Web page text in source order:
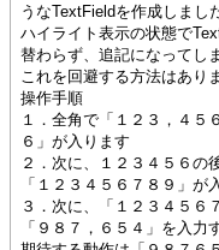
うなTextFieldを作成しまし
ハイライト表示の状態で
替わらず、追記になってし
これを回避する方法はあり
操作手順
１．全角で「１２３，４５
６」が入ります
２．次に、１２３４５６の
「１２３４５６７８９」が
３．次に、「１２３４５６
「９８７，６５４」を入力